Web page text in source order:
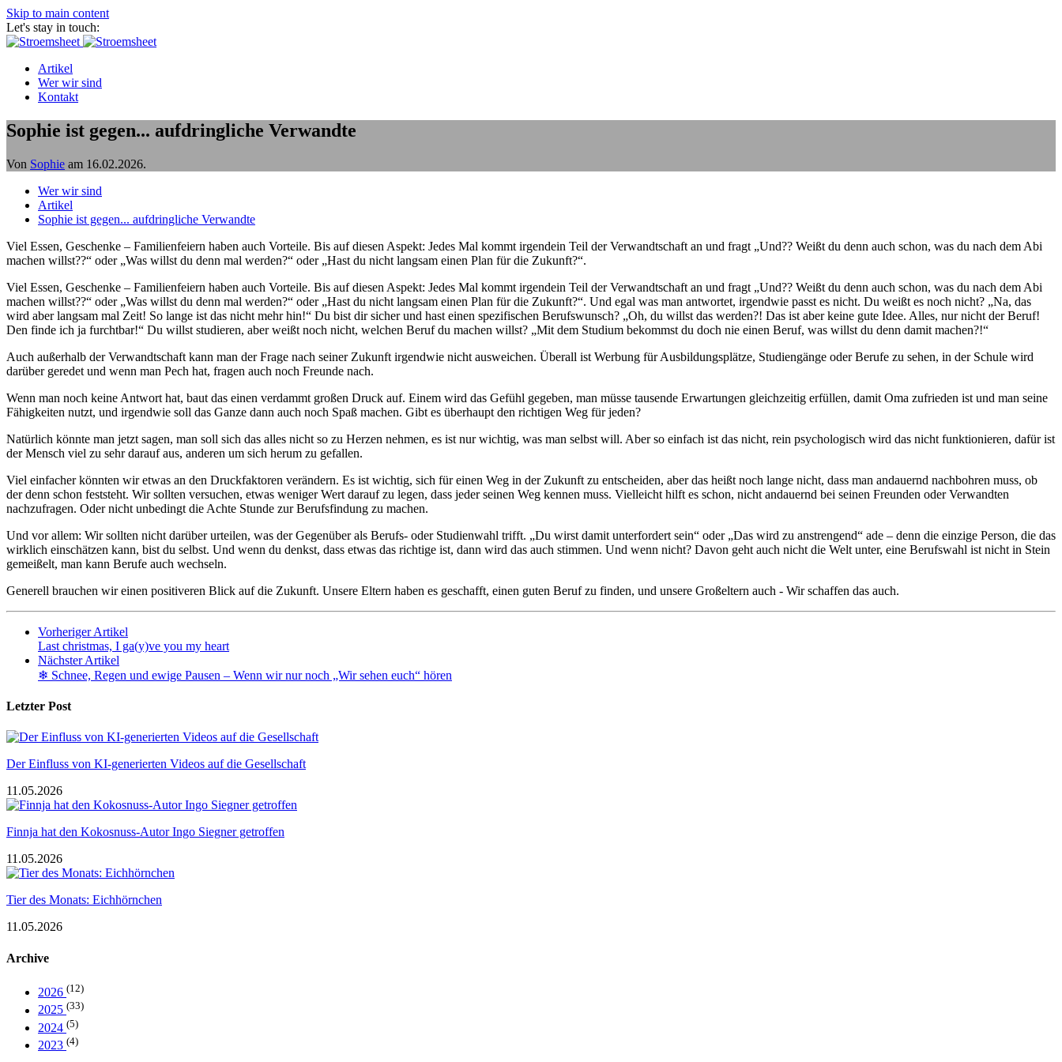
Skip to main content
Let's stay in touch:
Artikel
Wer wir sind
Kontakt
Sophie ist gegen... aufdringliche Verwandte
Von Sophie am 16.02.2026.
Wer wir sind
Artikel
Sophie ist gegen... aufdringliche Verwandte
Viel Essen, Geschenke – Familienfeiern haben auch Vorteile. Bis auf diesen Aspekt: Jedes Mal kommt irgendein Teil der Verwandtschaft an und fragt „Und?? Weißt du denn auch schon, was du nach dem Abi
machen willst??“ oder „Was willst du denn mal werden?“ oder „Hast du nicht langsam einen Plan für die Zukunft?“.
Viel Essen, Geschenke – Familienfeiern haben auch Vorteile. Bis auf diesen Aspekt: Jedes Mal kommt irgendein Teil der Verwandtschaft an und fragt „Und?? Weißt du denn auch schon, was du nach dem Abi
machen willst??“ oder „Was willst du denn mal werden?“ oder „Hast du nicht langsam einen Plan für die Zukunft?“. Und egal was man antwortet, irgendwie passt es nicht. Du weißt es noch nicht? „Na, das
wird aber langsam mal Zeit! So lange ist das nicht mehr hin!“ Du bist dir sicher und hast einen spezifischen Berufswunsch? „Oh, du willst das werden?! Das ist aber keine gute Idee. Alles, nur nicht der Beruf!
Den finde ich ja furchtbar!“ Du willst studieren, aber weißt noch nicht, welchen Beruf du machen willst? „Mit dem Studium bekommst du doch nie einen Beruf, was willst du denn damit machen?!“
Auch außerhalb der Verwandtschaft kann man der Frage nach seiner Zukunft irgendwie nicht ausweichen. Überall ist Werbung für Ausbildungsplätze, Studiengänge oder Berufe zu sehen, in der Schule wird
darüber geredet und wenn man Pech hat, fragen auch noch Freunde nach.
Wenn man noch keine Antwort hat, baut das einen verdammt großen Druck auf. Einem wird das Gefühl gegeben, man müsse tausende Erwartungen gleichzeitig erfüllen, damit Oma zufrieden ist und man seine
Fähigkeiten nutzt, und irgendwie soll das Ganze dann auch noch Spaß machen. Gibt es überhaupt den richtigen Weg für jeden?
Natürlich könnte man jetzt sagen, man soll sich das alles nicht so zu Herzen nehmen, es ist nur wichtig, was man selbst will. Aber so einfach ist das nicht, rein psychologisch wird das nicht funktionieren, dafür ist
der Mensch viel zu sehr darauf aus, anderen um sich herum zu gefallen.
Viel einfacher könnten wir etwas an den Druckfaktoren verändern. Es ist wichtig, sich für einen Weg in der Zukunft zu entscheiden, aber das heißt noch lange nicht, dass man andauernd nachbohren muss, ob
der denn schon feststeht. Wir sollten versuchen, etwas weniger Wert darauf zu legen, dass jeder seinen Weg kennen muss. Vielleicht hilft es schon, nicht andauernd bei seinen Freunden oder Verwandten
nachzufragen. Oder nicht unbedingt die Achte Stunde zur Berufsfindung zu machen.
Und vor allem: Wir sollten nicht darüber urteilen, was der Gegenüber als Berufs- oder Studienwahl trifft. „Du wirst damit unterfordert sein“ oder „Das wird zu anstrengend“ ade – denn die einzige Person, die das
wirklich einschätzen kann, bist du selbst. Und wenn du denkst, dass etwas das richtige ist, dann wird das auch stimmen. Und wenn nicht? Davon geht auch nicht die Welt unter, eine Berufswahl ist nicht in Stein
gemeißelt, man kann Berufe auch wechseln.
Generell brauchen wir einen positiveren Blick auf die Zukunft. Unsere Eltern haben es geschafft, einen guten Beruf zu finden, und unsere Großeltern auch - Wir schaffen das auch.
Vorheriger Artikel
Last christmas, I ga(y)ve you my heart
Nächster Artikel
❄ Schnee, Regen und ewige Pausen – Wenn wir nur noch „Wir sehen euch“ hören
Letzter Post
Der Einfluss von KI-generierten Videos auf die Gesellschaft
11.05.2026
Finnja hat den Kokosnuss-Autor Ingo Siegner getroffen
11.05.2026
Tier des Monats: Eichhörnchen
11.05.2026
Archive
2026 (12)
2025 (33)
2024 (5)
2023 (4)